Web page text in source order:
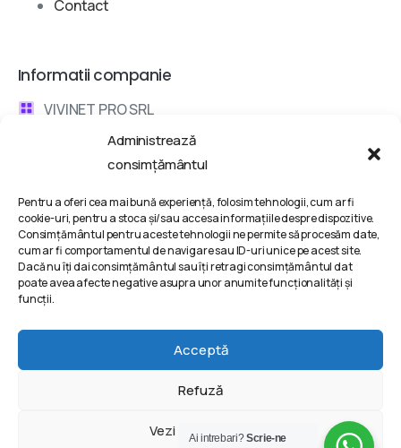
Administrează
consimțământul
Pentru a oferi cea mai bună experiență, folosim tehnologii, cum ar fi
cookie-uri, pentru a stoca și/sau accesa informațiile despre dispozitive.
Consimțământul pentru aceste tehnologii ne permite să procesăm date,
cum ar fi comportamentul de navigare sau ID-uri unice pe acest site.
Dacă nu îți dai consimțământul sau îți retragi consimțământul dat
poate avea afecte negative asupra unor anumite funcționalități și
funcții.
Acceptă
Refuză
Vezi preferințele
Contact
Informatii companie
VIVINET PRO SRL
Bd. Metalurgiei 132, Bucharest, Romania
Discuta cu un consultant
Termeni si conditii
Politica de Confidentialitate
2025 | VIVINET PRO SRL © All rights reserved @ Powered
Ai intrebari?Scrie-ne